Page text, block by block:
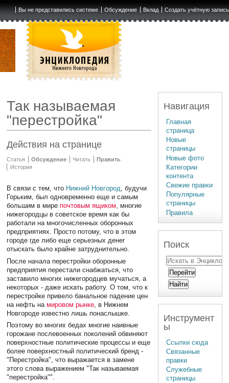
Вы не представились системе Обсуждение Вклад Создать учётную запись
Так называемая
"перестройка"
Действия на странице
Статья Обсуждение Читать
Править
История
В связи с тем, что Нижний Новгород, будучи
Горьким, был одновременно еще и самым
большим в мирепочтовым ящиком, многие
нижегородцы в советское время как бы
работали на многочисленных оборонных
предприятиях. Просто потому, что в этом
городе где либо еще серьезных денег
отыскать было крайне затруднительно.
После начала перестройки оборонные
предприятия перестали снабжаться, что
заставило многих нижегородцев мучаться, а
некоторых - даже искать работу. О том, что к
перестройке привело банальное падение цен
на нефть намировом рынке , в Нижнем
Новгороде известно лишь понаслышке.
Поэтому во многих бедах многие наивные
горожане послевоенных поколений обвиняют
поверхностные политические процессы и еще
более поверхностный политический бренд -
"Перестройка", что выражается в замене
этого слова выражением "Так называемая
"перестройка"".
Навигация
Главная
страница
Новые
страницы
Новые фото
Категории
контента
Свежие правки
Популярные
страницы
Правила
Поиск
Инструмент
ы
Ссылки сюда
Связанные
правки
Служебные
страницы